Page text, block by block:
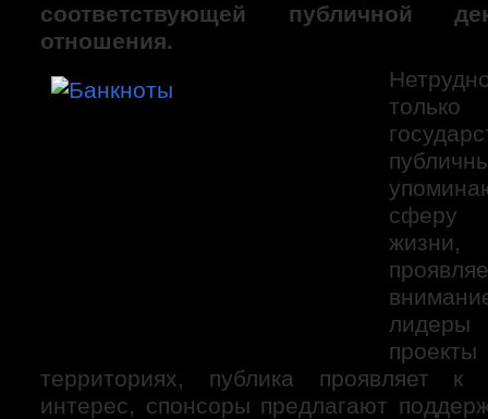
соответствующей публичной
отношения.
сферу
лидеры
территориях, публика проявляет
интерес, спонсоры предлагают